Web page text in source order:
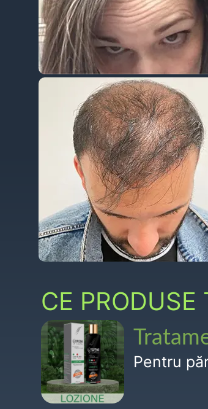
CE
Pentru